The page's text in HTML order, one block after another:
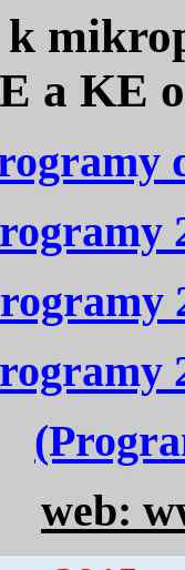
a KE
web: